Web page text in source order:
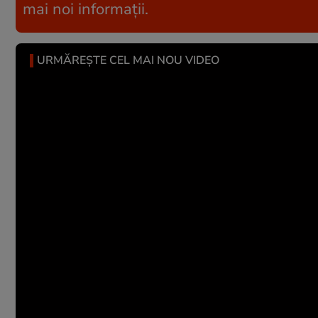
mai noi informații.
URMĂREȘTE CEL MAI NOU VIDEO